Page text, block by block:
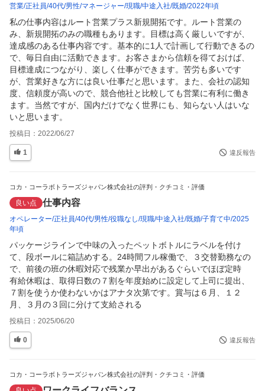
営業 正社員 40代 男性 マネージャー 現職 中途入社 既婚 2022年頃
私の仕事内容はルート営業プラス新規開拓です。ルート営業の
み、新規開拓のみの職種もあります。目標は高く厳しいですが、
達成感のある仕事内容です。基本的に1人で計画して行動できるの
で、毎日自由に活動できます。お客さまから信頼を得ておけば、
目標達成につながり、楽しく仕事ができます。苦労も多いです
が、営業好きな方には良い仕事だと思います。また、会社の認知
度、信頼度が高いので、競合他社と比較しても営業に有利に働き
ます。当然ですが、国内だけでなく世界にも、知らない人はいな
いと思います。
投稿日： 2022/06/27
1 違反報告
コカ・コーラボトラーズジャパン株式会社の評判・クチコミ・評価
良い点 仕事内容
オペレーター 正社員 40代 男性 役職なし 現職 中途入社 既婚 子育て中 2025
年頃
パッケージラインで中味の入ったペットボトルにラベルを付け
て、段ボールに箱詰めする。24時間フル稼働で、３交替勤務なの
で、前後の班の休暇対応で残業か早出があるぐらいでほぼ定時
有給休暇は、取得日数の７割を年度始めに設定して上司に提出、
７割を使うか使わないかはアナタ次第です。賞与は６月、１２
月、３月の３回に分けて支給される
投稿日： 2025/06/20
0 違反報告
コカ・コーラボトラーズジャパン株式会社の評判・クチコミ・評価